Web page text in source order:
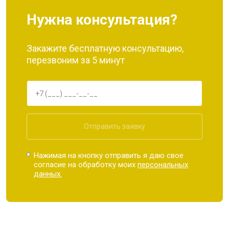
Нужна консультация?
Закажите бесплатную консультацию,
перезвоним за 5 минут
Отправить заявку
Нажимая на кнопку отправить я даю свое
согласие на обработку моихперсональных
данных.